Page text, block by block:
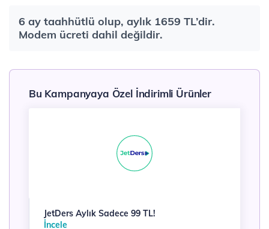
6 ay taahhütlü olup, aylık 1659 TL’dir.
Modem ücreti dahil değildir.
Bu Kampanyaya Özel İndirimli Ürünler
JetDers Aylık Sadece 99 TL!
İncele